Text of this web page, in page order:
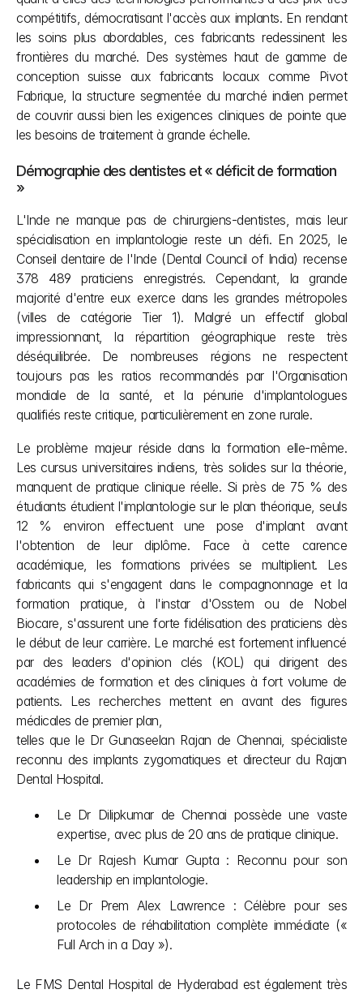
compétitifs, démocratisant l'accès aux implants. En rendant
les soins plus abordables, ces fabricants redessinent les
frontières du marché. Des systèmes haut de gamme de
conception suisse aux fabricants locaux comme Pivot
Fabrique, la structure segmentée du marché indien permet
de couvrir aussi bien les exigences cliniques de pointe que
les besoins de traitement à grande échelle.
Démographie des dentistes et « déficit de formation
»
L'Inde ne manque pas de chirurgiens-dentistes, mais leur
spécialisation en implantologie reste un défi. En 2025, le
Conseil dentaire de l'Inde (Dental Council of India) recense
378 489 praticiens enregistrés. Cependant, la grande
majorité d'entre eux exerce dans les grandes métropoles
(villes de catégorie Tier 1). Malgré un effectif global
impressionnant, la répartition géographique reste très
déséquilibrée. De nombreuses régions ne respectent
toujours pas les ratios recommandés par l'Organisation
mondiale de la santé, et la pénurie d'implantologues
qualifiés reste critique, particulièrement en zone rurale.
Le problème majeur réside dans la formation elle-même.
Les cursus universitaires indiens, très solides sur la théorie,
manquent de pratique clinique réelle. Si près de 75 % des
étudiants étudient l'implantologie sur le plan théorique, seuls
12 % environ effectuent une pose d'implant avant
l'obtention de leur diplôme. Face à cette carence
académique, les formations privées se multiplient. Les
fabricants qui s'engagent dans le compagnonnage et la
formation pratique, à l'instar d'Osstem ou de Nobel
Biocare, s'assurent une forte fidélisation des praticiens dès
le début de leur carrière. Le marché est fortement influencé
par des leaders d'opinion clés (KOL) qui dirigent des
académies de formation et des cliniques à fort volume de
patients. Les recherches mettent en avant des figures
médicales de premier plan,
telles que le Dr Gunaseelan Rajan de Chennai, spécialiste
reconnu des implants zygomatiques et directeur du Rajan
Dental Hospital.
Le Dr Dilipkumar de Chennai possède une vaste
expertise, avec plus de 20 ans de pratique clinique.
Le Dr Rajesh Kumar Gupta : Reconnu pour son
leadership en implantologie.
Le Dr Prem Alex Lawrence : Célèbre pour ses
protocoles de réhabilitation complète immédiate («
Full Arch in a Day »).
Le FMS Dental Hospital de Hyderabad est également très